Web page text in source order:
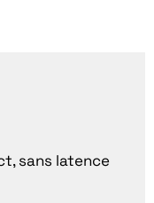
sans latence